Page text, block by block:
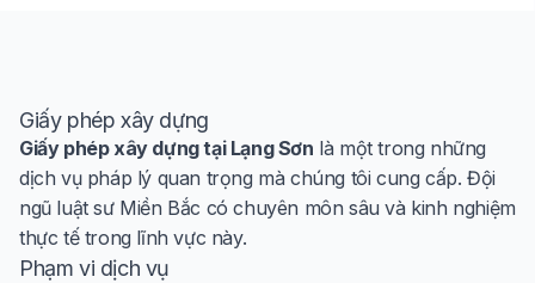
Giấy phép xây dựng
Giấy phép xây dựng tại Lạng Sơn là một trong những
dịch vụ pháp lý quan trọng mà chúng tôi cung cấp. Đội
ngũ luật sư Miền Bắc có chuyên môn sâu và kinh nghiệm
thực tế trong lĩnh vực này.
Phạm vi dịch vụ